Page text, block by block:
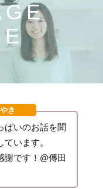
き
ぱいのお話を聞
います。
謝です！@傳田